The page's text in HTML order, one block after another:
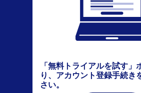
「無料トライアルを試す」
り、アカウント登録手続き
さい。